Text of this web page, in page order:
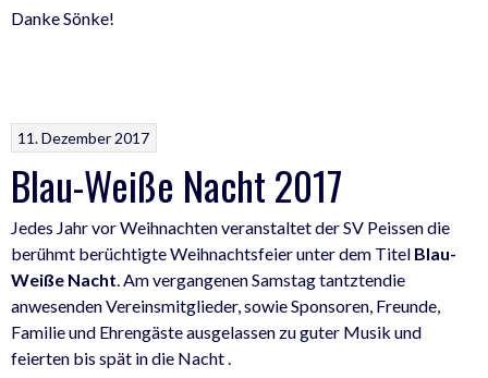
Danke Sönke!
11. Dezember 2017
Blau-Weiße Nacht 2017
Jedes Jahr vor Weihnachten veranstaltet der SV Peissen die
berühmt berüchtigte Weihnachtsfeier unter dem Titel Blau-
Weiße Nacht . Am vergangenen Samstag tantztendie
anwesenden Vereinsmitglieder, sowie Sponsoren, Freunde,
Familie und Ehrengäste ausgelassen zu guter Musik und
feierten bis spät in die Nacht .